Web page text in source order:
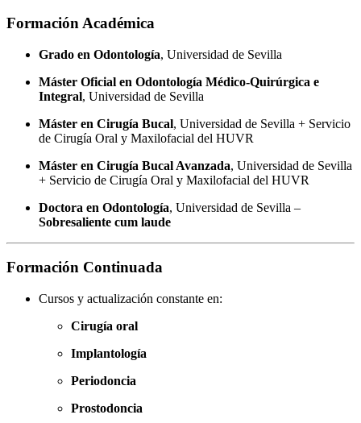
Formación Académica
Grado en Odontología, Universidad de Sevilla
Máster Oficial en Odontología Médico-Quirúrgica e
Integral, Universidad de Sevilla
Máster en Cirugía Bucal, Universidad de Sevilla + Servicio
de Cirugía Oral y Maxilofacial del HUVR
Máster en Cirugía Bucal Avanzada, Universidad de Sevilla
+ Servicio de Cirugía Oral y Maxilofacial del HUVR
Doctora en Odontología, Universidad de Sevilla –
Sobresaliente cum laude
Formación Continuada
Cursos y actualización constante en:
Cirugía oral
Implantología
Periodoncia
Prostodoncia